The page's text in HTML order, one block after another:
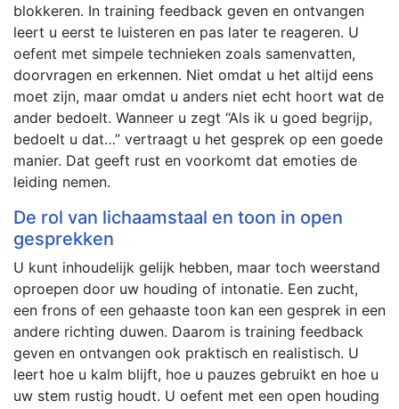
blokkeren. In training feedback geven en ontvangen
leert u eerst te luisteren en pas later te reageren. U
oefent met simpele technieken zoals samenvatten,
doorvragen en erkennen. Niet omdat u het altijd eens
moet zijn, maar omdat u anders niet echt hoort wat de
ander bedoelt. Wanneer u zegt “Als ik u goed begrijp,
bedoelt u dat…” vertraagt u het gesprek op een goede
manier. Dat geeft rust en voorkomt dat emoties de
leiding nemen.
De rol van lichaamstaal en toon in open
gesprekken
U kunt inhoudelijk gelijk hebben, maar toch weerstand
oproepen door uw houding of intonatie. Een zucht,
een frons of een gehaaste toon kan een gesprek in een
andere richting duwen. Daarom is training feedback
geven en ontvangen ook praktisch en realistisch. U
leert hoe u kalm blijft, hoe u pauzes gebruikt en hoe u
uw stem rustig houdt. U oefent met een open houding